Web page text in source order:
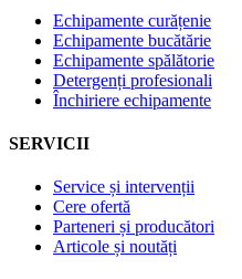
Echipamente curățenie
Echipamente bucătărie
Echipamente spălătorie
Detergenți profesionali
Închiriere echipamente
SERVICII
Service și intervenții
Cere ofertă
Parteneri și producători
Articole și noutăți